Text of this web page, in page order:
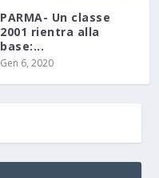
PARMA- Un classe
2001 rientra alla
base:...
Gen 6, 2020